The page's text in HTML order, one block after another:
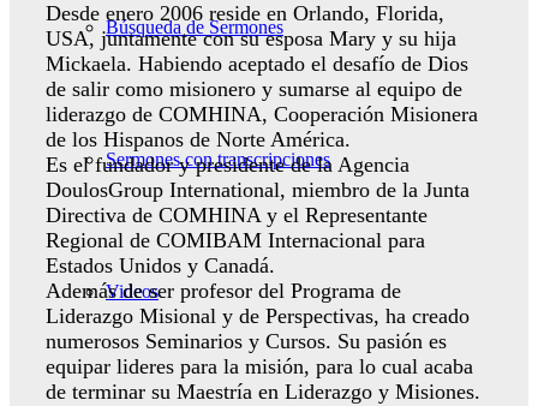
Búsqueda de Sermones
Sermones con transcripciones
Videos
Desde enero 2006 reside en Orlando, Florida,
USA, juntamente con su esposa Mary y su hija
Mickaela. Habiendo aceptado el desafío de Dios
de salir como misionero y sumarse al equipo de
liderazgo de COMHINA, Cooperación Misionera
de los Hispanos de Norte América.
Es el fundador y presidente de la Agencia
DoulosGroup International, miembro de la Junta
Directiva de COMHINA y el Representante
Regional de COMIBAM Internacional para
Estados Unidos y Canadá.
Además de ser profesor del Programa de
Liderazgo Misional y de Perspectivas, ha creado
numerosos Seminarios y Cursos. Su pasión es
equipar lideres para la misión, para lo cual acaba
de terminar su Maestría en Liderazgo y Misiones.